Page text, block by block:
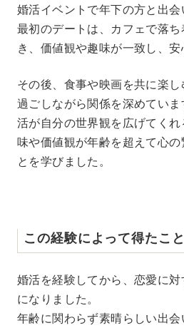
婚活イベントで年下の方と出会
最初のデートは、カフェで落
き、価値観や趣味が一致し、安
その後、食事や映画を共に楽
過ごしながら関係を深めてい
活が自分の世界観を広げてく
味や価値観が年齢を超えて心
とを学びました。
この経験によって得たこと
婚活を経験してから、恋愛に
になりました。
年齢に関わらず素晴らしい出